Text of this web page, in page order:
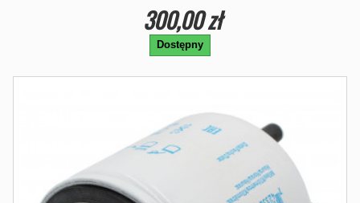
300,00 zł
Dostępny